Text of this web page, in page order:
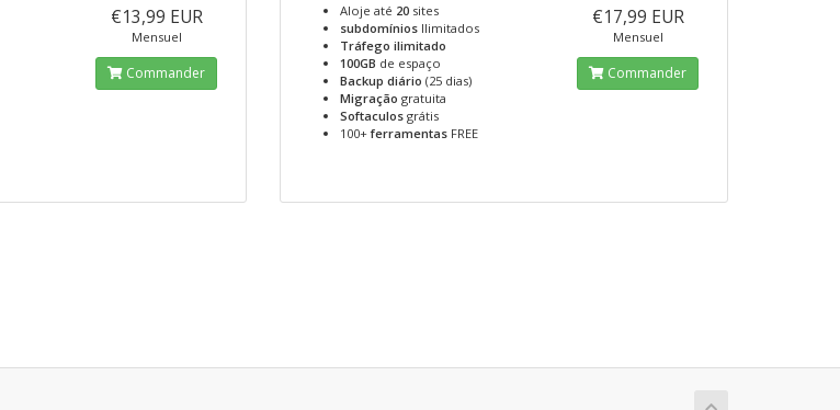
€13,99 EUR
Mensuel
Commander
Aloje até 20 sites
subdomínios Ilimitados
Tráfego ilimitado
100GB de espaço
Backup diário (25 dias)
Migração gratuita
Softaculos grátis
100+ferramentas FREE
€17,99 EUR
Mensuel
Commander